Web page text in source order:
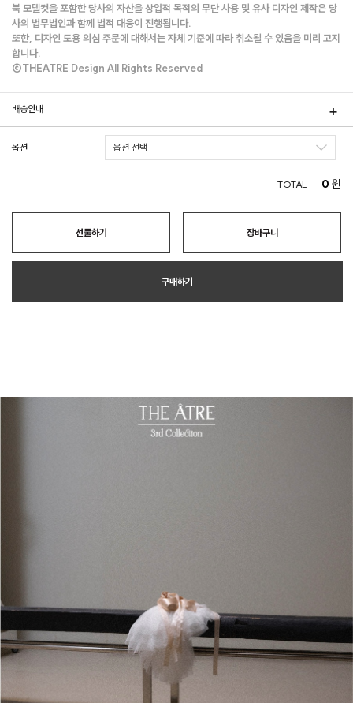
북 모델컷을 포함한 당사의 자산을 상업적 목적의 무단 사용 및 유사 디자인 제작은 당
사의 법무법인과 함께 법적 대응이 진행됩니다.
또한, 디자인 도용 의심 주문에 대해서는 자체 기준에 따라 취소될 수 있음을 미리 고지
합니다.
©THEATRE Design All Rights Reserved
배송안내
옵션
TOTAL 0 원
선물하기 장바구니
구매하기